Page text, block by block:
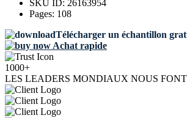
SKU ID: 26163954
Pages: 108
Télécharger un échantillon
Achat rapide
1000+
LES LEADERS MONDIAUX NOUS